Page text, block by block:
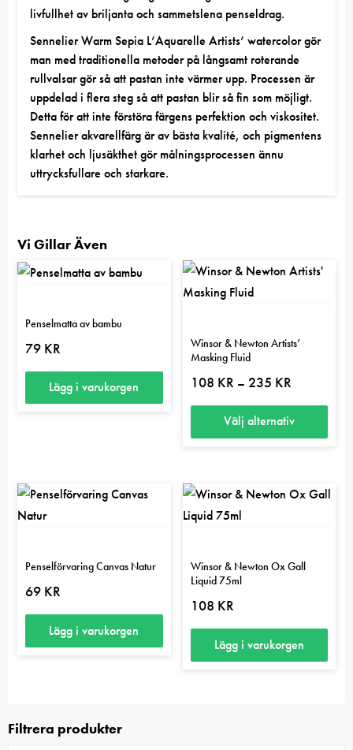
livfullhet av briljanta och sammetslena penseldrag.
Sennelier Warm Sepia L’Aquarelle Artists’ watercolor gör
man med traditionella metoder på långsamt roterande
rullvalsar gör så att pastan inte värmer upp. Processen är
uppdelad i flera steg så att pastan blir så fin som möjligt.
Detta för att inte förstöra färgens perfektion och viskositet.
Sennelier akvarellfärg är av bästa kvalité, och pigmentens
klarhet och ljusäkthet gör målningsprocessen ännu
uttrycksfullare och starkare.
Vi Gillar Även
Penselmatta av bambu
79 KR
Lägg i varukorgen
Winsor & Newton Artists’
Masking Fluid
108 KR – 235 KRPrisintervall:
till
235 kr
Välj alternativ
produkten
har
De
olika
väljas
Penselförvaring Canvas Natur
69 KR
Lägg i varukorgen
Winsor & Newton Ox Gall
Liquid 75ml
108 KR
Lägg i varukorgen
Filtrera produkter